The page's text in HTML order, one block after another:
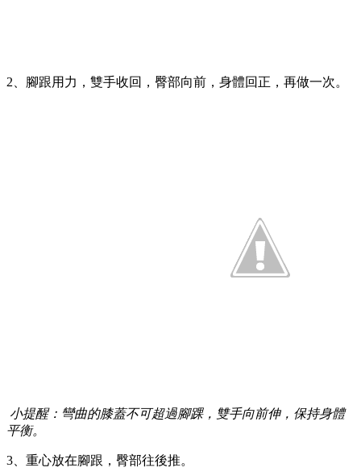
2、腳跟用力，雙手收回，臀部向前，身體回正，再做一次。
小提醒：彎曲的膝蓋不可超過腳踝，雙手向前伸，保持身體
平衡。
3、重心放在腳跟，臀部往後推。